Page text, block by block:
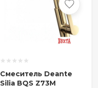
Смеситель Deante
Silia BQS Z73M